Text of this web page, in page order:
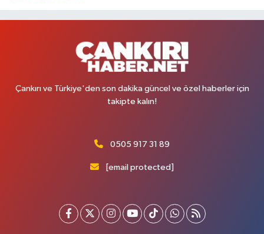
Çankırı ve Türkiye'den son dakika güncel ve özel haberler için
takipte kalın!
0505 917 31 89
[email protected]